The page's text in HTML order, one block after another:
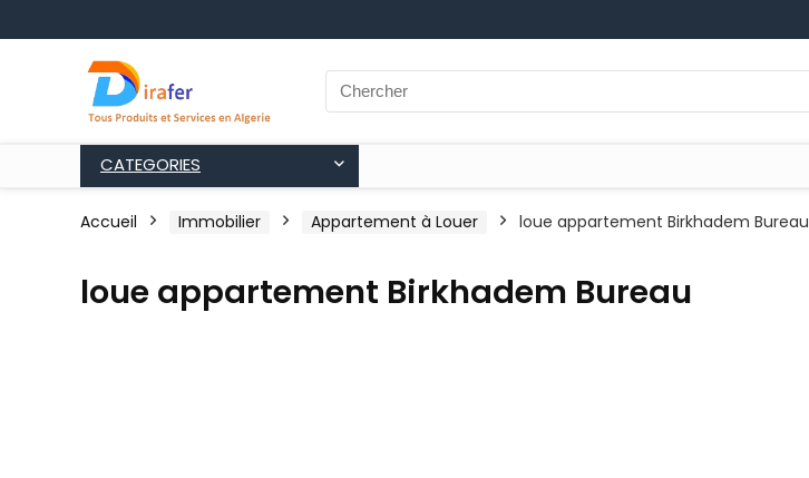
CATEGORIES
Accueil Immobilier Appartement à Louer loue appartement Birkhadem Bureau
loue appartement Birkhadem Bureau